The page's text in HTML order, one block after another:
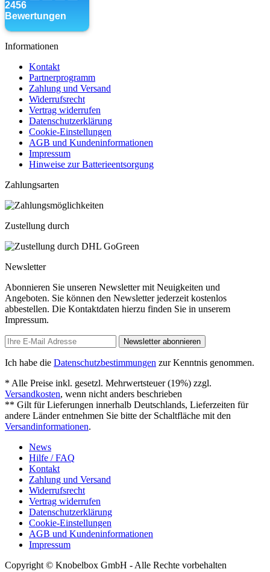
Informationen
Kontakt
Partnerprogramm
Zahlung und Versand
Widerrufsrecht
Vertrag widerrufen
Datenschutzerklärung
Cookie-Einstellungen
AGB und Kundeninformationen
Impressum
Hinweise zur Batterieentsorgung
Zahlungsarten
Zustellung durch
Newsletter
Abonnieren Sie unseren Newsletter mit Neuigkeiten und
Angeboten. Sie können den Newsletter jederzeit kostenlos
abbestellen. Die Kontaktdaten hierzu finden Sie in unserem
Impressum.
Newsletter abonnieren
Ich habe die Datenschutzbestimmungen zur Kenntnis genommen.
* Alle Preise inkl. gesetzl. Mehrwertsteuer (19%) zzgl.
Versandkosten, wenn nicht anders beschrieben
** Gilt für Lieferungen innerhalb Deutschlands, Lieferzeiten für
andere Länder entnehmen Sie bitte der Schaltfläche mit den
Versandinformationen.
News
Hilfe / FAQ
Kontakt
Zahlung und Versand
Widerrufsrecht
Vertrag widerrufen
Datenschutzerklärung
Cookie-Einstellungen
AGB und Kundeninformationen
Impressum
Copyright © Knobelbox GmbH - Alle Rechte vorbehalten